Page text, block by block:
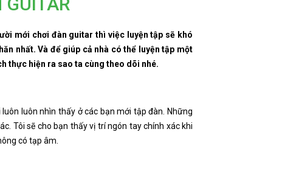
mới chơi đàn guitar thì việc luyện tập sẽ khó
nhất. Và để giúp cả nhà có thể luyện tập một
thực hiện ra sao ta cùng theo dõi nhé.
luôn nhìn thấy ở các bạn mới tập đàn. Những
Tôi sẽ cho bạn thấy vị trí ngón tay chính xác khi
có tạp âm.